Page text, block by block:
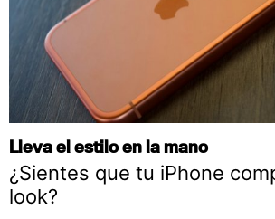
Lleva el estilo en la mano
¿Sientes que tu iPhone
look?